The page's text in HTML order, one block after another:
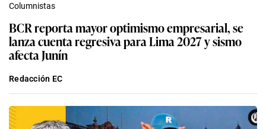
Columnistas
BCR reporta mayor optimismo empresarial, se
lanza cuenta regresiva para Lima 2027 y sismo
afecta Junín
Redacción EC